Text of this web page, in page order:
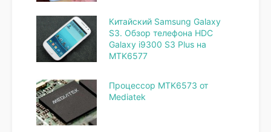
Китайский Samsung Galaxy
S3. Обзор телефона HDC
Galaxy i9300 S3 Plus на
MTK6577
Процессор MTK6573 от
Mediatek